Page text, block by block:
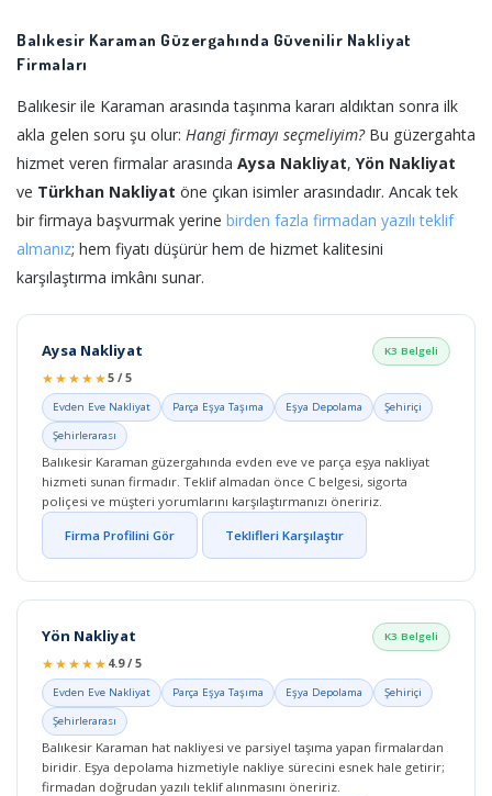
Balıkesir Karaman Güzergahında Güvenilir Nakliyat
Firmaları
Balıkesir ile Karaman arasında taşınma kararı aldıktan sonra ilk
akla gelen soru şu olur: Hangi firmayı seçmeliyim?Bu güzergahta
hizmet veren firmalar arasında Aysa Nakliyat, Yön Nakliyat
ve Türkhan Nakliyat öne çıkan isimler arasındadır. Ancak tek
bir firmaya başvurmak yerine birden fazla firmadan yazılı teklif
almanız; hem fiyatı düşürür hem de hizmet kalitesini
karşılaştırma imkânı sunar.
Aysa Nakliyat K3 Belgeli
★★★★★5 / 5
Evden Eve Nakliyat Parça Eşya Taşıma Eşya Depolama
Şehiriçi
Şehirlerarası
Balıkesir Karaman güzergahında evden eve ve parça eşya nakliyat
hizmeti sunan firmadır. Teklif almadan önce C belgesi, sigorta
poliçesi ve müşteri yorumlarını karşılaştırmanızı öneririz.
Firma Profilini Gör Teklifleri Karşılaştır
Yön Nakliyat K3 Belgeli
★★★★★ 4.9 / 5
Evden Eve Nakliyat Parça Eşya Taşıma Eşya Depolama
Şehiriçi
Şehirlerarası
Balıkesir Karaman hat nakliyesi ve parsiyel taşıma yapan firmalardan
biridir. Eşya depolama hizmetiyle nakliye sürecini esnek hale getirir;
firmadan doğrudan yazılı teklif alınmasını öneririz.